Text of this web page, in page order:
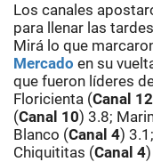
Los canales
para llenar las
Mirá lo que
Mercado en su
que fueron líderes
Floricienta (Canal 12
(Canal 10) 3.8;
Blanco (Canal 4)
Chiquititas (Canal 4